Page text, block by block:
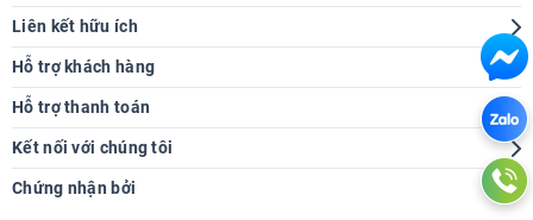
Giới thiệu
Hệ thống cửa hàng
Báo chí nói về chúng tôi
Thông tin tuyển dụng
Liên hệ hợp tác
Liên kết hữu ích
Tra cứu bệnh
Góc sức khoẻ
Hỗ trợ khách hàng
Hướng dẫn mua hàng
Chính sách giao hàng
Chính sách thanh toán
Chính sách tích điểm
Hỗ trợ thanh toán
Kết nối với chúng tôi
Chứng nhận bởi